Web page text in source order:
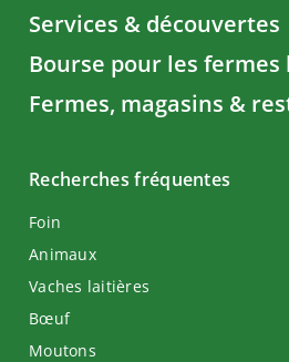
Services & découvertes
Bourse pour les fermes
Fermes, magasins &
Recherches fréquentes
Foin
Animaux
Vaches laitières
Bœuf
Moutons